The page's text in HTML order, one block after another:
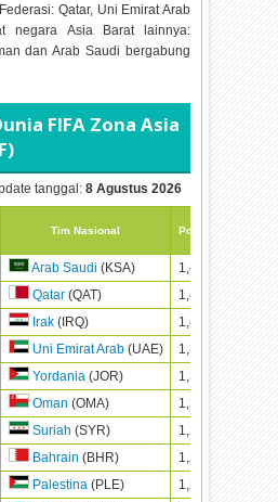
Qatar, Uni Emirat Arab
negara Asia Barat lainnya:
dan Arab Saudi bergabung
FIFA Zona Asia
tanggal:8 Agustus 2026
Tim Nasional
Poin Saat Ini
Arab Saudi (KSA) 1,425.52
Qatar (QAT) 1,411.06
Irak (IRQ) 1,404.17
Uni Emirat Arab (UAE) 1,370.47
Yordania (JOR) 1,350.41
Oman (OMA) 1,306.90
Suriah (SYR) 1,283.05
Bahrain (BHR) 1,254.41
Palestina (PLE) 1,243.71